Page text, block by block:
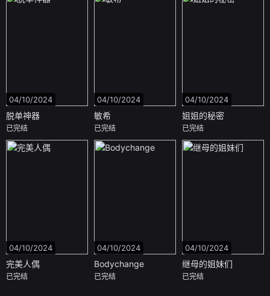
04/10/2024
脱单神器
已完结
04/10/2024
敏希
已完结
04/10/2024
姐姐的秘密
已完结
04/10/2024
完美人偶
已完结
04/10/2024
Bodychange
已完结
04/10/2024
继母的姐妹们
已完结